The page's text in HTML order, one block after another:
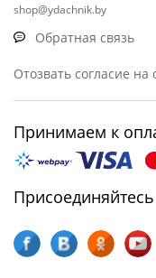
shop@ydachnik.by
Обратная связь
Отозвать согласие
Принимаем к